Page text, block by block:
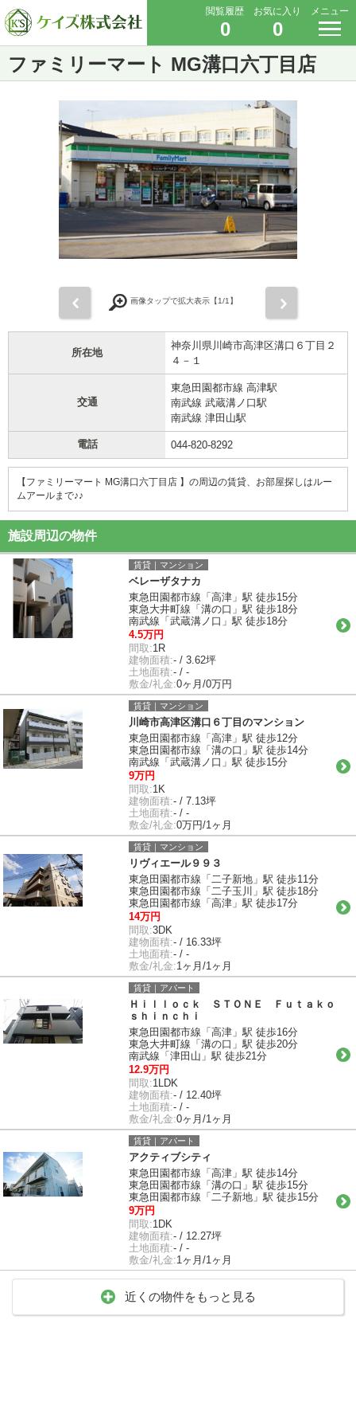
閲覧履歴
0
お気に入り
0
メニュー
ファミリーマート MG溝口六丁目店
画像タップで拡大表示【1/1】
所在地
神奈川県川崎市高津区溝口６丁目２
４－１
交通
東急田園都市線 高津駅
南武線 武蔵溝ノ口駅
南武線 津田山駅
電話 044-820-8292
【ファミリーマート MG溝口六丁目店 】の周辺の賃貸、お部屋探しは ルー
ムアールまで♪♪
施設周辺の物件
賃貸｜マンション
ベレーザタナカ
東急田園都市線「高津」駅 徒歩15分
東急大井町線「溝の口」駅 徒歩18分
南武線「武蔵溝ノ口」駅 徒歩18分
4.5万円
間取:1R
建物面積:- / 3.62坪
土地面積:- / -
敷金/礼金:0ヶ月/0万円
賃貸｜マンション
川崎市高津区溝口６丁目のマンション
東急田園都市線「高津」駅 徒歩12分
東急田園都市線「溝の口」駅 徒歩14分
南武線「武蔵溝ノ口」駅 徒歩15分
9万円
間取:1K
建物面積:- / 7.13坪
土地面積:- / -
敷金/礼金:0万円/1ヶ月
賃貸｜マンション
リヴィエール９９３
東急田園都市線「二子新地」駅 徒歩11分
東急田園都市線「二子玉川」駅 徒歩18分
東急田園都市線「高津」駅 徒歩17分
14万円
間取:3DK
建物面積:- / 16.33坪
土地面積:- / -
敷金/礼金:1ヶ月/1ヶ月
賃貸｜アパート
Ｈｉｌｌｏｃｋ ＳＴＯＮＥ Ｆｕｔａｋｏ
ｓｈｉｎｃｈｉ
東急田園都市線「高津」駅 徒歩16分
東急大井町線「溝の口」駅 徒歩20分
南武線「津田山」駅 徒歩21分
12.9万円
間取:1LDK
建物面積:- / 12.40坪
土地面積:- / -
敷金/礼金:0ヶ月/1ヶ月
賃貸｜アパート
アクティブシティ
東急田園都市線「高津」駅 徒歩14分
東急田園都市線「溝の口」駅 徒歩15分
東急田園都市線「二子新地」駅 徒歩15分
9万円
間取:1DK
建物面積:- / 12.27坪
土地面積:- / -
敷金/礼金:1ヶ月/1ヶ月
近くの物件をもっと見る